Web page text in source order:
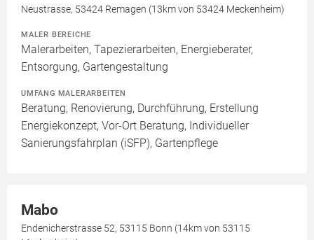
Neustrasse, 53424 Remagen (13km von 53424 Meckenheim)
MALER BEREICHE
Malerarbeiten, Tapezierarbeiten, Energieberater,
Entsorgung, Gartengestaltung
UMFANG MALERARBEITEN
Beratung, Renovierung, Durchführung, Erstellung
Energiekonzept, Vor-Ort Beratung, Individueller
Sanierungsfahrplan (iSFP), Gartenpflege
Mabo
Endenicherstrasse 52, 53115 Bonn (14km von 53115